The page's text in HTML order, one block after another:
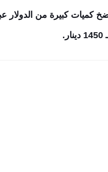
كميات كبيرة من الدولار